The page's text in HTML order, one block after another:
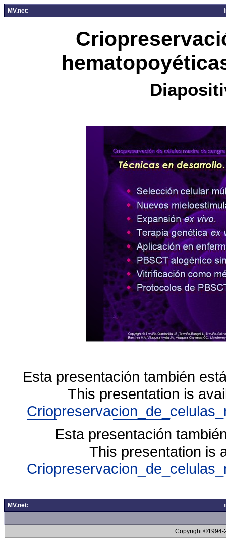
MV.net:
Esta presentación también
This presentation is
Esta presentación
This presentation is
MV.net:
Copyright ©1994-